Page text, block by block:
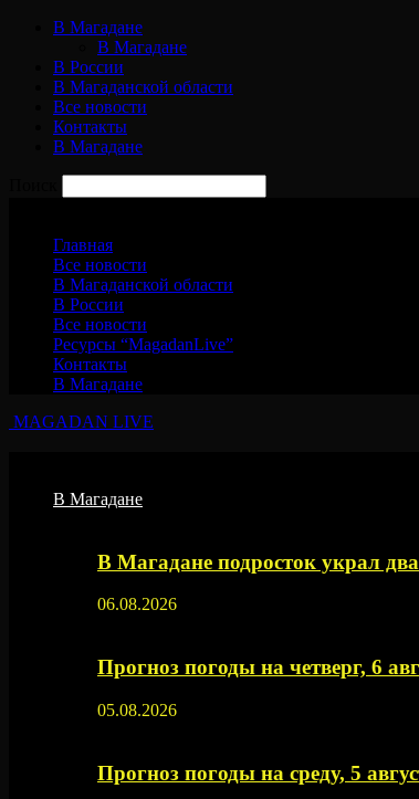
В Магадане
В Магадане
В России
В Магаданской области
Все новости
Контакты
В Магадане
Главная
Все новости
В Магаданской области
В России
Все новости
Ресурсы “MagadanLive”
Контакты
В Магадане
MAGADAN LIVE
В Магадане
В Магадане подросток украл
06.08.2026
Прогноз погоды на четверг, 6
05.08.2026
Прогноз погоды на среду, 5